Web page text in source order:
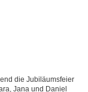
die Jubiläumsfeier
Jana und Daniel